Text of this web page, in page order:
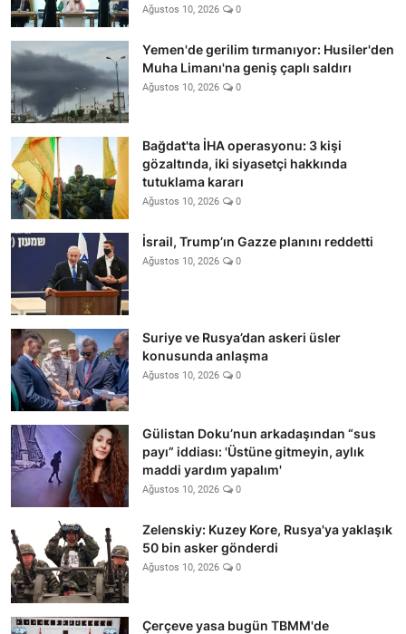
Ağustos 10, 2026 0
Yemen'de gerilim tırmanıyor: Husiler'den
Muha Limanı'na geniş çaplı saldırı
Ağustos 10, 2026 0
Bağdat'ta İHA operasyonu: 3 kişi
gözaltında, iki siyasetçi hakkında
tutuklama kararı
Ağustos 10, 2026 0
İsrail, Trump’ın Gazze planını reddetti
Ağustos 10, 2026 0
Suriye ve Rusya’dan askeri üsler
konusunda anlaşma
Ağustos 10, 2026 0
Gülistan Doku’nun arkadaşından “sus
payı” iddiası: 'Üstüne gitmeyin, aylık
maddi yardım yapalım'
Ağustos 10, 2026 0
Zelenskiy: Kuzey Kore, Rusya'ya yaklaşık
50 bin asker gönderdi
Ağustos 10, 2026 0
Çerçeve yasa bugün TBMM'de